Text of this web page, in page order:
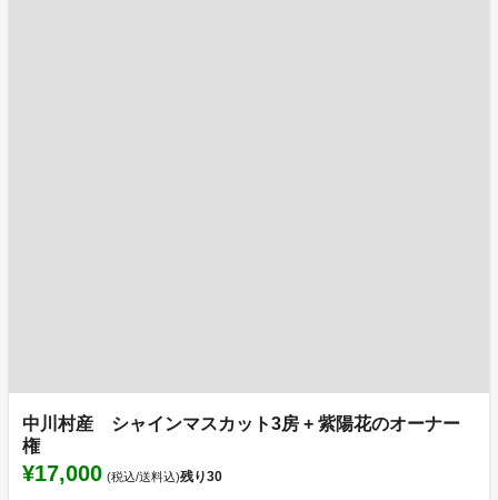
中川村産 シャインマスカット3房 + 紫陽花のオーナー
権
¥17,000 (税込/送料込)残り30